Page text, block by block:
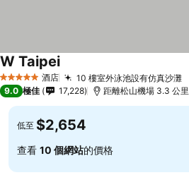
5 星級 酒店 10 樓室外泳池設有仿真沙灘
W Taipei
9.0 極佳 17,228 距離松山機場 3.3 公里
低至 $2,654
查看 10 個網站的價格